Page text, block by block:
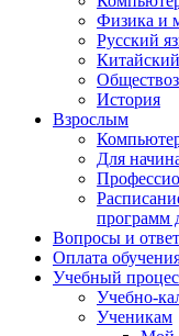
Физика и
Русский
История
Взрослым
Для
программ
Вопросы и
Оплата
Учебный
Учебно-
Ученикам